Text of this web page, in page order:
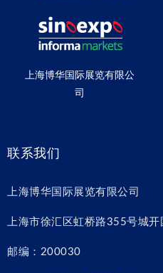
上海博华国际展览有限公
司
联系我们
上海博华国际展览有限公司
上海市徐汇区虹桥路355号城
邮编：200030